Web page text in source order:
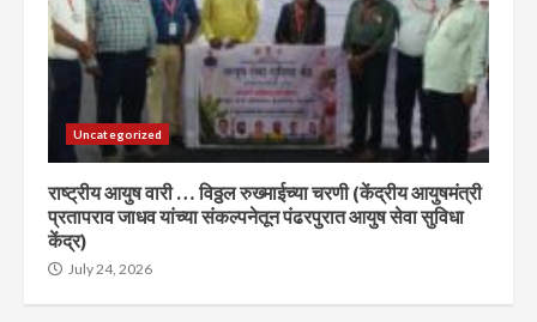
Uncategorized
राष्ट्रीय आयुष वारी … विठ्ठल रुख्माईच्या चरणी (केंद्रीय आयुषमंत्री
प्रतापराव जाधव यांच्या संकल्पनेतून पंढरपुरात आयुष सेवा सुविधा
केंद्र)
July 24, 2026